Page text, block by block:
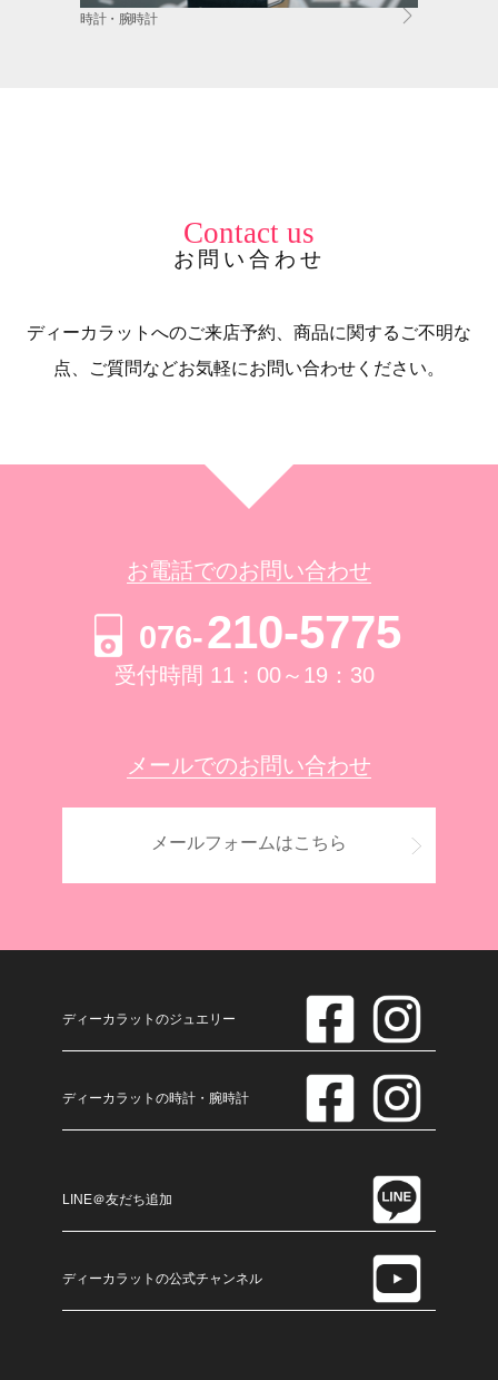
時計・腕時計
Contact us
お問い合わせ
ディーカラットへのご来店予約、商品に関するご不明な
点、ご質問などお気軽にお問い合わせください。
お電話でのお問い合わせ
076-210-5775
受付時間 11：00～19：30
メールでのお問い合わせ
メールフォームはこちら
ディーカラットのジュエリー
ディーカラットの時計・腕時計
LINE＠友だち追加
ディーカラットの公式チャンネル